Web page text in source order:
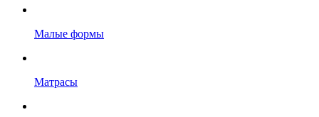
Малые формы
Матрасы